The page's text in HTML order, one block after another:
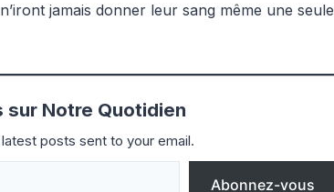
jamais donner leur sang même une seule
sur Notre Quotidien
posts sent to your email.
Abonnez-vous